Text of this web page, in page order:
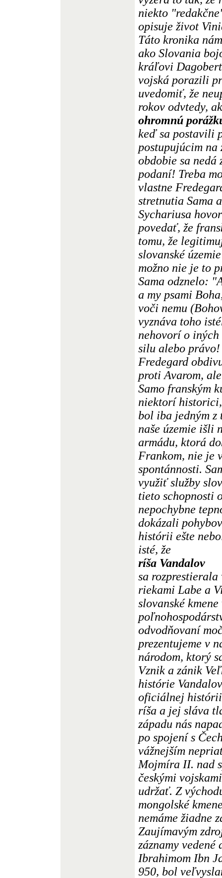
niekto
opisuje život
Táto kronika
ako Slovania
kráľovi
vojská porazili
uvedomiť, že
rokov odvtedy,
ohromnú
keď sa postavili
postupujúcim na
obdobie sa nedá
podaní! Treba
vlastne
stretnutia Sama
Sychariusa
povedať, že
tomu, že
slovanské
možno nie je to
Sama odznelo:
a my psami
voči nemu
vyznáva toho
nehovorí o
silu alebo právo!
Fredegard
proti Avarom,
Samo franským
niektorí
bol iba jedným z
naše územie išli
armádu, ktorá
Frankom, nie je
spontánnosti.
využiť služby
tieto schopnosti
nepochybne
dokázali
histórii ešte
isté, že
ríša Vandalov
sa rozprestierala
riekami Labe a
slovanské
odvodňovaní
prezentujeme v
národom, ktorý
Vznik a zánik
histórie
oficiálnej histórii
ríša a jej sláva
západu nás
po spojení s
vážnejším
Mojmíra II. nad
českými
udržať. Z
mongolské
nemáme žiadne
Zaujímavým
záznamy
Ibrahimom Ibn
950, bol